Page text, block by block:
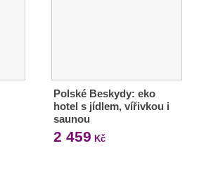
Polské Beskydy: eko
hotel s jídlem, vířivkou i
saunou
2 459 Kč